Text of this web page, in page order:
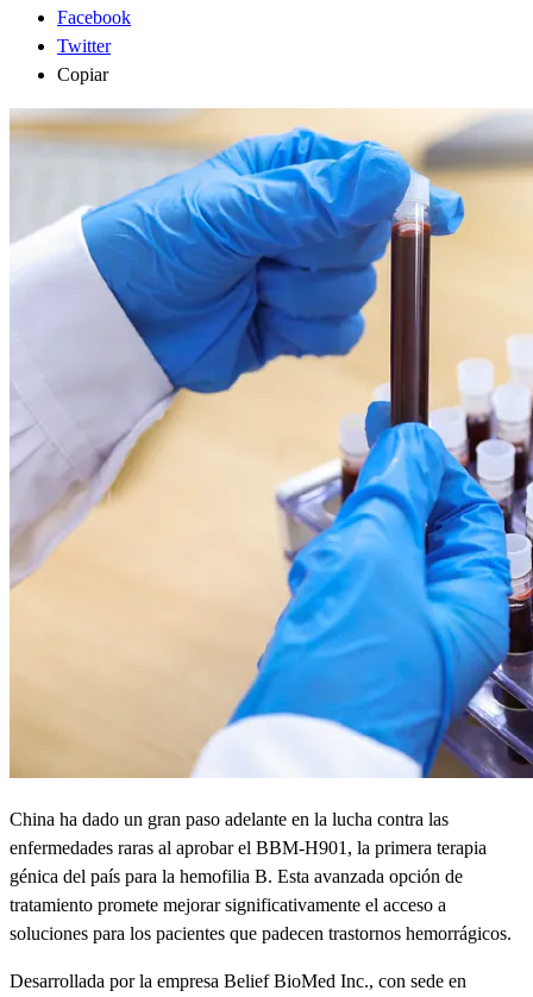
Facebook
Twitter
Copiar
China ha dado un gran paso adelante en la lucha contra las
enfermedades raras al aprobar el BBM-H901, la primera terapia
génica del país para la hemofilia B. Esta avanzada opción de
tratamiento promete mejorar significativamente el acceso a
soluciones para los pacientes que padecen trastornos hemorrágicos.
Desarrollada por la empresa Belief BioMed Inc., con sede en